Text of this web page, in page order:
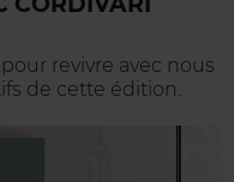
revivre avec nous
de cette édition.